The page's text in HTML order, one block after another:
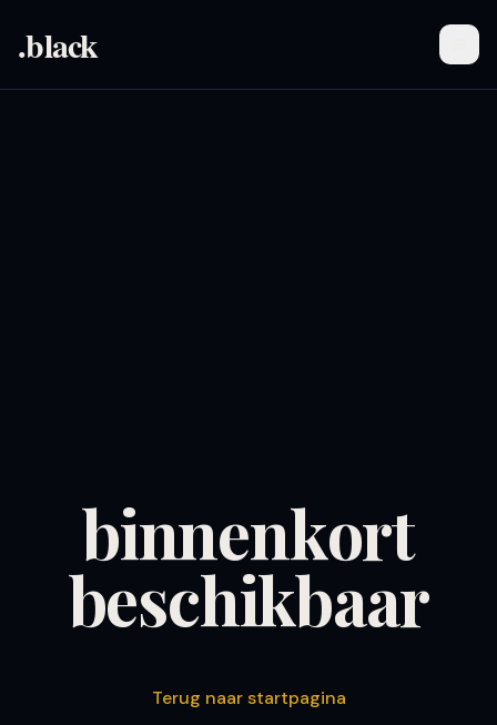
.black
binnenkort
beschikbaar
Terug naar startpagina